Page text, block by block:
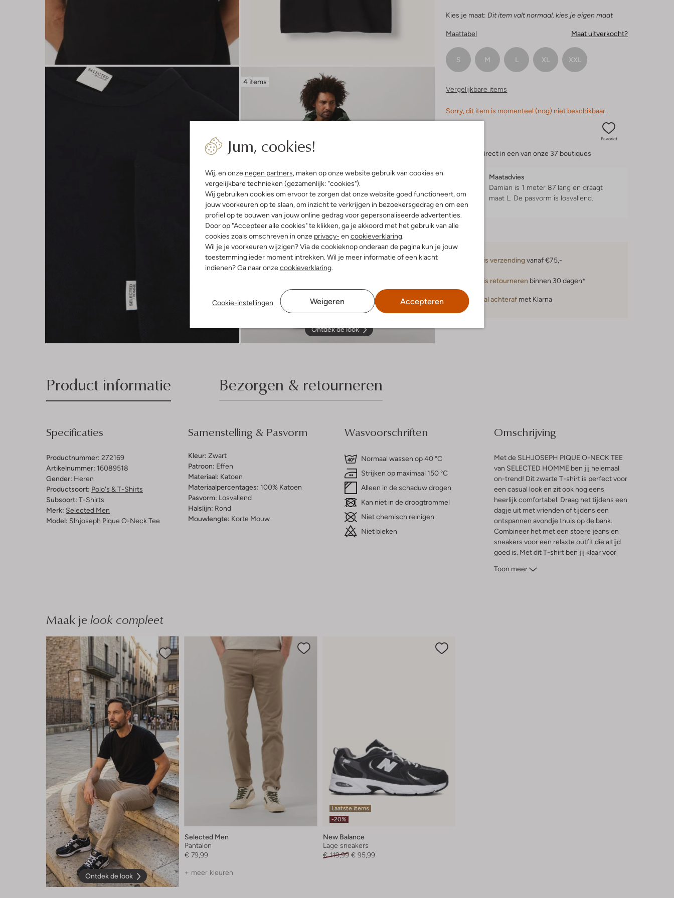
Jum, cookies!
Wij, en onze negen partners, maken op onze website gebruik van cookies en
vergelijkbare technieken (gezamenlijk: "cookies").
Wij gebruiken cookies om ervoor te zorgen dat onze website goed functioneert, om
jouw voorkeuren op te slaan, om inzicht te verkrijgen in bezoekersgedrag en om een
profiel op te bouwen van jouw online gedrag voor gepersonaliseerde advertenties.
Door op "Accepteer alle cookies" te klikken, ga je akkoord met het gebruik van alle
cookies zoals omschreven in onze privacy- en cookieverklaring.
Wil je je voorkeuren wijzigen? Via de cookieknop onderaan de pagina kun je jouw
toestemming ieder moment intrekken. Wil je meer informatie of een klacht
indienen? Ga naar onzecookieverklaring.
Cookie-instellingen Weigeren Accepteren
4 items
Ontdek de look
Kies je maat: Dit item valt normaal, kies je eigen maat
Maattabel Maat uitverkocht?
S M L XL XXL
Vergelijkbare items
Sorry, dit item is momenteel (nog) niet beschikbaar.
Favoriet
Reserveer direct in een van onze 37 boutiques
Maatadvies
Damian is 1 meter 87 lang en draagt
maat L. De pasvorm is losvallend.
Gratis verzendingvanaf €75,-
Gratis retourneren binnen 30 dagen*
Betaal achteraf met Klarna
Product informatie Bezorgen & retourneren
Specificaties
Productnummer: 272169
Artikelnummer: 16089518
Gender: Heren
Productsoort: Polo's & T-Shirts
Subsoort: T-Shirts
Merk: Selected Men
Model: Slhjoseph Pique O-Neck Tee
Samenstelling & Pasvorm
Kleur: Zwart
Patroon: Effen
Materiaal: Katoen
Materiaalpercentages: 100% Katoen
Pasvorm: Losvallend
Halslijn: Rond
Mouwlengte: Korte Mouw
Wasvoorschriften
Normaal wassen op 40 °C
Strijken op maximaal 150 °C
Alleen in de schaduw drogen
Kan niet in de droogtrommel
Niet chemisch reinigen
Niet bleken
Omschrijving
Met de SLHJOSEPH PIQUE O-NECK TEE
van SELECTED HOMME ben jij helemaal
on-trend! Dit zwarte T-shirt is perfect voor
een casual look en zit ook nog eens
heerlijk comfortabel. Draag het tijdens een
dagje uit met vrienden of tijdens een
ontspannen avondje thuis op de bank.
Combineer het met een stoere jeans en
sneakers voor een relaxte outfit die altijd
goed is. Met dit T-shirt ben jij klaar voor
Toon meer
Maak je look compleet
Ontdek de look
Selected Men
Pantalon
€ 79,99
+ meer kleuren
Laatste items
-20%
New Balance
Lage sneakers
€ 119,99 € 95,99